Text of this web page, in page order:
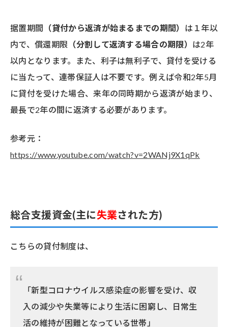
据置期間 （貸付から返済が始まるまでの期間） は１年以
内で、償還期限 （分割して返済する場合の期限） は2年
以内となります。また、利子は無利子で、貸付を受ける
に当たって、連帯保証人は不要です。例えば令和2年5月
に貸付を受けた場合、来年の同時期から返済が始まり、
最長で2年の間に返済する必要があります。
参考元：
https://www.youtube.com/watch?v=2WANj9X1qPk
総合支援資⾦(主に失業された方)
こちらの貸付制度は、
「新型コロナウイルス感染症の影響を受け、収
入の減少や失業等により生活に困窮し、日常生
活の維持が困難となっている世帯」